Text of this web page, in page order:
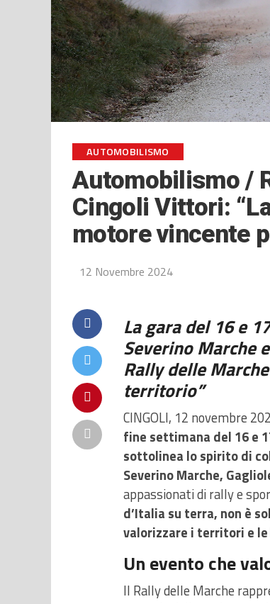
AUTOMOBILISMO
Automobilismo /
Cingoli Vittori:
motore vincente
12 Novembre 2024
La gara del 16 e
Severino Marche
Rally delle
territorio”
CINGOLI, 12 novembre
fine settimana del 16 e
sottolinea lo spirito di
Severino Marche,
appassionati di rally e
d’Italia su terra, non è
valorizzare i territori e
Un evento che
Il Rally delle Marche